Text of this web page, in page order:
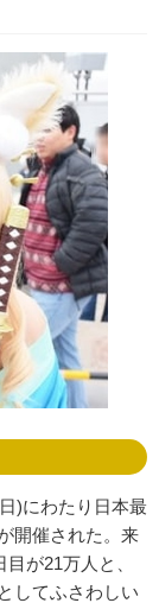
)にわたり日本最
開催された。来
が21万人と、
してふさわしい